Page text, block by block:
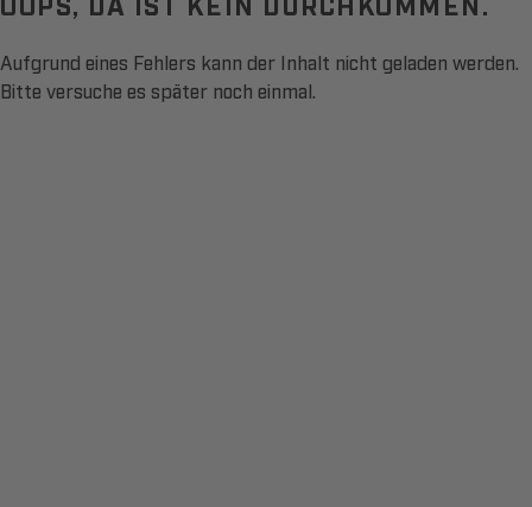
Aufgrund eines Fehlers kann der Inhalt nicht geladen werden.
Bitte versuche es später noch einmal.